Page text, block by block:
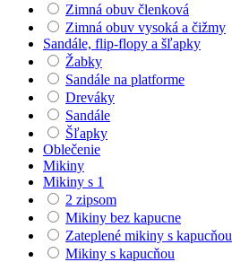
Zimná obuv členková
Zimná obuv vysoká a čižmy
Sandále, flip-flopy a šľapky
Žabky
Sandále na platforme
Dreváky
Sandále
Šľapky
Oblečenie
Mikiny
Mikiny s 1
2 zipsom
Mikiny bez kapucne
Zateplené mikiny s kapucňou
Mikiny s kapucňou